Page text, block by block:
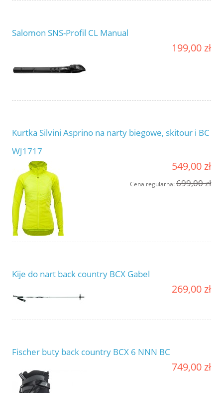
Salomon SNS-Profil CL Manual
199,00 zł
Kurtka Silvini Asprino na narty biegowe, skitour i BC
WJ1717
549,00 zł
Cena regularna:699,00 zł
Kije do nart back country BCX Gabel
269,00 zł
Fischer buty back country BCX 6 NNN BC
749,00 zł